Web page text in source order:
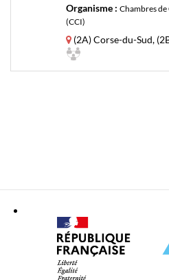
Organisme : Chambres
(CCI)
(2A) Corse-du-Sud,